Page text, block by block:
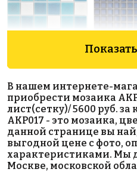
5600 руб./м²
AKP024
306x306
5600
AKP004
300x300
В нашем интернете-
приобрести мозаика
лист(сетку)/ 5600 руб.
AKP017 - это мозаика,
данной странице вы
выгодной цене с фото,
характеристиками. Мы
Москве, московской